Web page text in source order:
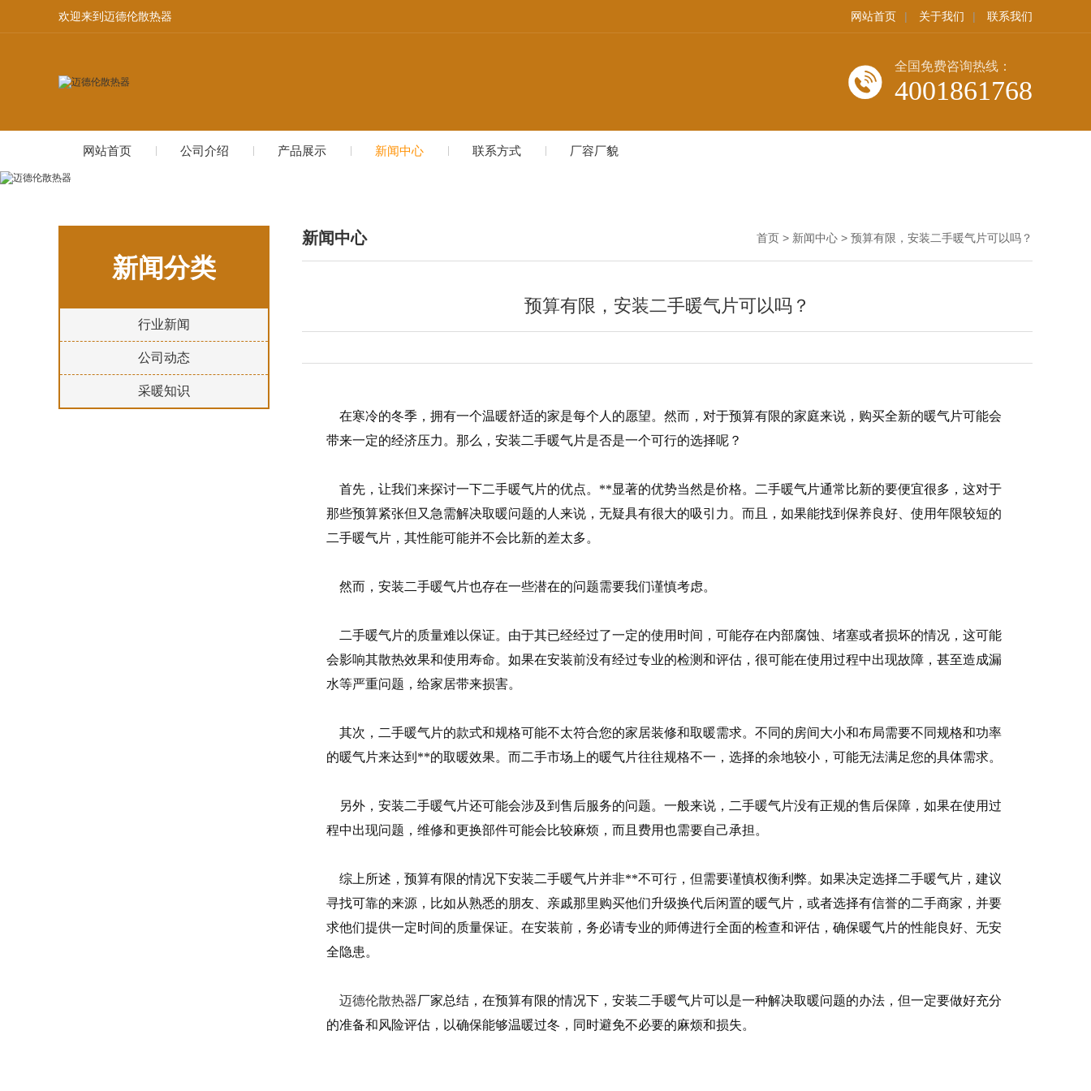
欢迎来到迈德伦散热器 网站首页 | 关于我们 | 联系我们
全国免费咨询热线：
4001861768
网站首页 公司介绍 产品展示 新闻中心 联系方式 厂容厂貌
新闻分类
行业新闻
公司动态
采暖知识
新闻中心 首页 > 新闻中心 > 预算有限，安装二手暖气片可以吗？
预算有限，安装二手暖气片可以吗？
在寒冷的冬季，拥有一个温暖舒适的家是每个人的愿望。然而，对于预算有限的家庭来说，购买全新的暖气片可能会
带来一定的经济压力。那么，安装二手暖气片是否是一个可行的选择呢？
首先，让我们来探讨一下二手暖气片的优点。**显著的优势当然是价格。二手暖气片通常比新的要便宜很多，这对于
那些预算紧张但又急需解决取暖问题的人来说，无疑具有很大的吸引力。而且，如果能找到保养良好、使用年限较短的
二手暖气片，其性能可能并不会比新的差太多。
然而，安装二手暖气片也存在一些潜在的问题需要我们谨慎考虑。
二手暖气片的质量难以保证。由于其已经经过了一定的使用时间，可能存在内部腐蚀、堵塞或者损坏的情况，这可能
会影响其散热效果和使用寿命。如果在安装前没有经过专业的检测和评估，很可能在使用过程中出现故障，甚至造成漏
水等严重问题，给家居带来损害。
其次，二手暖气片的款式和规格可能不太符合您的家居装修和取暖需求。不同的房间大小和布局需要不同规格和功率
的暖气片来达到**的取暖效果。而二手市场上的暖气片往往规格不一，选择的余地较小，可能无法满足您的具体需求。
另外，安装二手暖气片还可能会涉及到售后服务的问题。一般来说，二手暖气片没有正规的售后保障，如果在使用过
程中出现问题，维修和更换部件可能会比较麻烦，而且费用也需要自己承担。
综上所述，预算有限的情况下安装二手暖气片并非**不可行，但需要谨慎权衡利弊。如果决定选择二手暖气片，建议
寻找可靠的来源，比如从熟悉的朋友、亲戚那里购买他们升级换代后闲置的暖气片，或者选择有信誉的二手商家，并要
求他们提供一定时间的质量保证。在安装前，务必请专业的师傅进行全面的检查和评估，确保暖气片的性能良好、无安
全隐患。
迈德伦散热器厂家总结，在预算有限的情况下，安装二手暖气片可以是一种解决取暖问题的办法，但一定要做好充分
的准备和风险评估，以确保能够温暖过冬，同时避免不必要的麻烦和损失。